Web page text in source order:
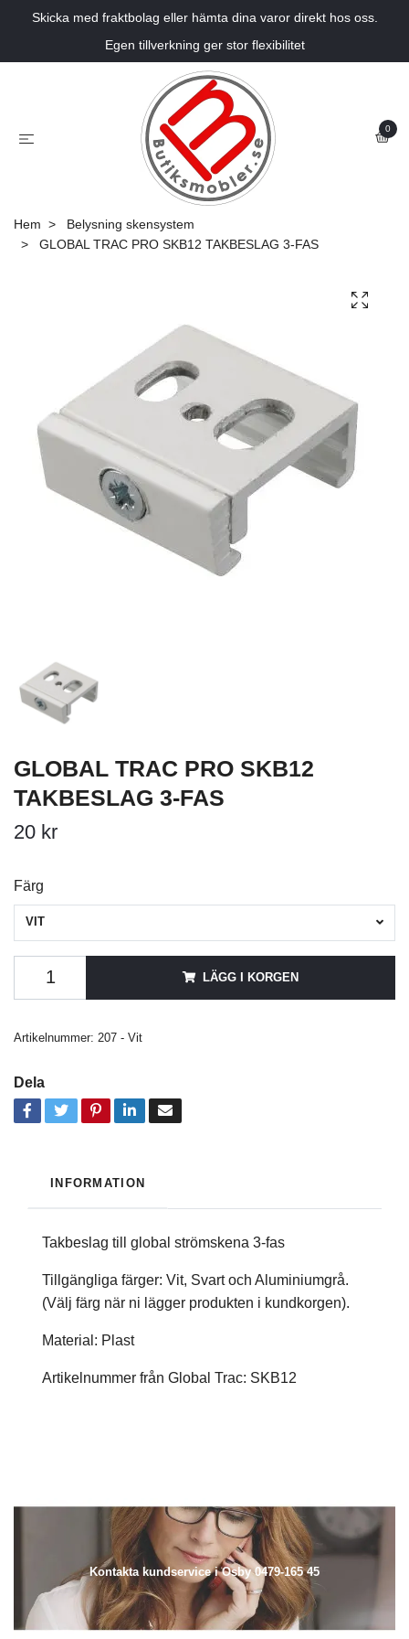
Skicka med fraktbolag eller hämta dina varor direkt hos oss.
Egen tillverkning ger stor flexibilitet
0
Kontakta kundservice i Osby 0479-165 45
Hem
Belysning skensystem
GLOBAL TRAC PRO SKB12 TAKBESLAG 3-FAS
GLOBAL TRAC PRO SKB12
TAKBESLAG 3-FAS
20 kr
Färg
VIT
LÄGG I KORGEN
Artikelnummer: 207 - Vit
Dela
INFORMATION
Takbeslag till global strömskena 3-fas
Tillgängliga färger: Vit, Svart och Aluminiumgrå.
(Välj färg när ni lägger produkten i kundkorgen).
Material: Plast
Artikelnummer från Global Trac: SKB12